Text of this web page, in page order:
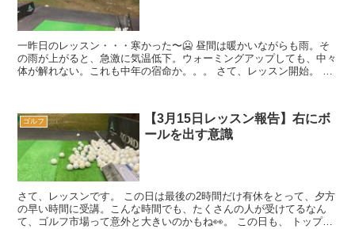
一昨日のレッスン・・・寒かった〜🥶 昼間は暖かいながらも雨。そ
の雨が上がると、急激に気温低下。ウォーミングアップしても、中々
体が解れない。これも中年の宿命か。。。 さて、レッスン開始。 シ
ゴルフ
【3月15日レッスン報告】右にボ
ールを出す意識
さて、レッスンです。 この日は最後の2時間だけ有休をとって、夕方
の早い時間に受講。こんな時間でも、たくさんの人が受けてるなん
て、ゴルフ市場って意外と大きいのかもね👀。 この日も、 トップで